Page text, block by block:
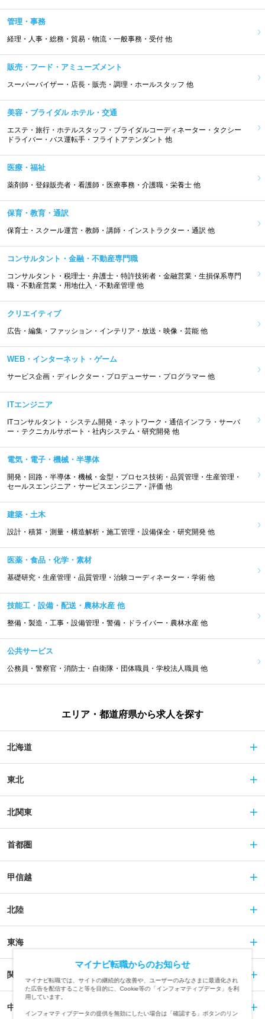
管理・事務
経理・人事・総務・貿易・物流・一般事務・受付 他
販売・フード・アミューズメント
スーパーバイザー・店長・販売・調理・ホールスタッフ 他
美容・ブライダル ホテル・交通
エステ・旅行・ホテルスタッフ・ブライダルコーディネーター・タクシー
ドライバー・バス運転手・フライトアテンダント 他
医療・福祉
薬剤師・登録販売者・看護師・医療事務・介護職・栄養士 他
保育・教育・通訳
保育士・スクール運営・教師・講師・インストラクター・通訳 他
コンサルタント・金融・不動産専門職
コンサルタント・税理士・弁護士・特許技術者・金融営業・生損保系専門
職・不動産営業・用地仕入・不動産管理 他
クリエイティブ
広告・編集・ファッション・インテリア・放送・映像・芸能 他
WEB・インターネット・ゲーム
サービス企画・ディレクター・プロデューサー・プログラマー 他
ITエンジニア
ITコンサルタント・システム開発・ネットワーク・通信インフラ・サーバ
ー・テクニカルサポート・社内システム・研究開発 他
電気・電子・機械・半導体
開発・回路・半導体・機械・金型・プロセス技術・品質管理・生産管理・
セールスエンジニア・サービスエンジニア・評価 他
建築・土木
設計・積算・測量・構造解析・施工管理・設備保全・研究開発 他
医薬・食品・化学・素材
基礎研究・生産管理・品質管理・治験コーディネーター・学術 他
技能工・設備・配送・農林水産 他
整備・製造・工事・設備管理・警備・ドライバー・農林水産 他
公共サービス
公務員・警察官・消防士・自衛隊・団体職員・学校法人職員 他
エリア・都道府県から求人を探す
北海道
東北
北関東
首都圏
甲信越
北陸
東海
関西
中国
マイナビ転職からのお知らせ
マイナビ転職では、サイトの継続的な改善や、ユーザーのみなさまに最適化され
た広告を配信すること等を目的に、Cookie等の「インフォマティブデータ」を利
用しています。
インフォマティブデータの提供を無効にしたい場合は「確認する」ボタンのリン